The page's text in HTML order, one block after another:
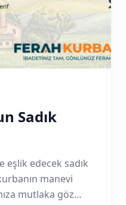
Sadık
edecek sadık
manevi
mutlaka göz